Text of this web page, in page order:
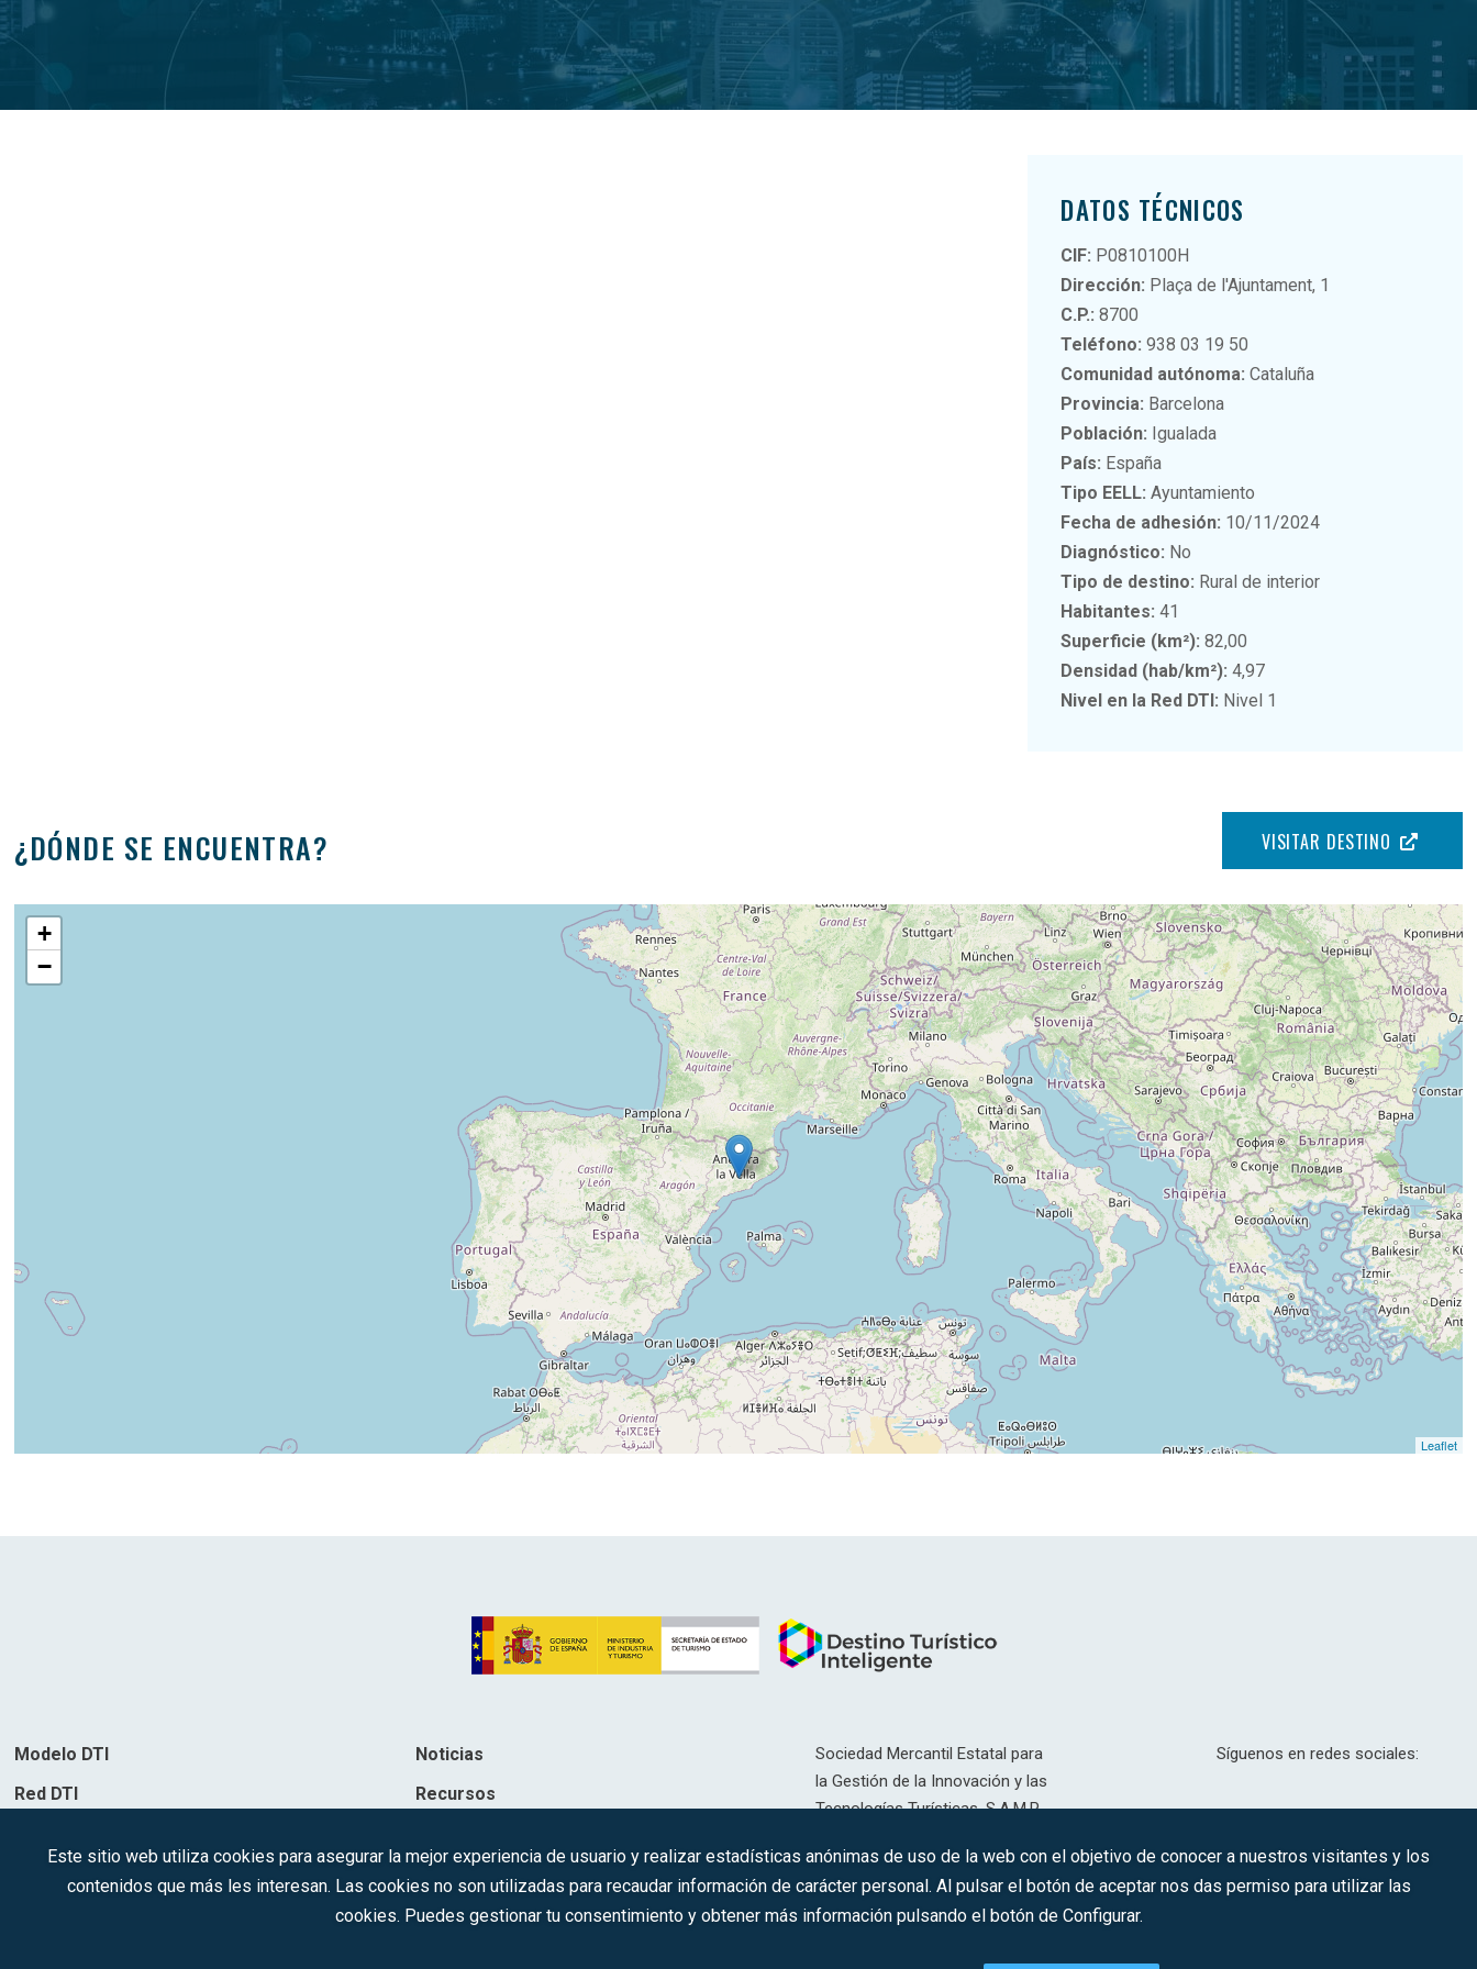
DATOS TÉCNICOS
CIF: P0810100H
Dirección: Plaça de l'Ajuntament, 1
C.P.: 8700
Teléfono: 938 03 19 50
Comunidad autónoma: Cataluña
Provincia: Barcelona
Población: Igualada
País: España
Tipo EELL: Ayuntamiento
Fecha de adhesión: 10/11/2024
Diagnóstico: No
Tipo de destino: Rural de interior
Habitantes: 41
Superficie (km²): 82,00
Densidad (hab/km²): 4,97
Nivel en la Red DTI: Nivel 1
¿DÓNDE SE ENCUENTRA? VISITAR DESTINO
+
−
Leaflet
Modelo DTI
Red DTI
Noticias
Recursos
Sociedad Mercantil Estatal para
la Gestión de la Innovación y las
Tecnologías Turísticas, S.A.M.P.
Inscrita en el R.M. de Madrid, T,
12593, Se. 8, F. 129, H. 201.307.
C.I.F.: A-81/874.984
Síguenos en redes sociales:
CONTACTO
Este sitio web utiliza cookies para asegurar la mejor experiencia de usuario y realizar estadísticas anónimas de uso de la web con el objetivo de conocer a nuestros visitantes y los
contenidos que más les interesan. Las cookies no son utilizadas para recaudar información de carácter personal. Al pulsar el botón de aceptar nos das permiso para utilizar las
cookies. Puedes gestionar tu consentimiento y obtener más información pulsando el botón de Configurar.